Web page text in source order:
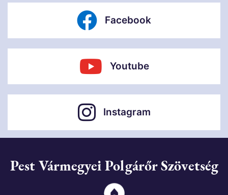
Facebook
Youtube
Instagram
Pest Vármegyei Polgárőr Szövetség